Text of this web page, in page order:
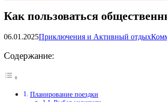
Как пользоваться
06.01.2025Приключения и Активный отдых
Содержание:
Планирование поездки